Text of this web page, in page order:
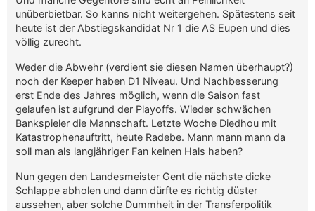
unüberbietbar. So kanns nicht weitergehen. Spätestens seit
heute ist der Abstiegskandidat Nr 1 die AS Eupen und dies
völlig zurecht.
Weder die Abwehr (verdient sie diesen Namen überhaupt?)
noch der Keeper haben D1 Niveau. Und Nachbesserung
erst Ende des Jahres möglich, wenn die Saison fast
gelaufen ist aufgrund der Playoffs. Wieder schwächen
Bankspieler die Mannschaft. Letzte Woche Diedhou mit
Katastrophenauftritt, heute Radebe. Mann mann mann da
soll man als langjähriger Fan keinen Hals haben?
Nun gegen den Landesmeister Gent die nächste dicke
Schlappe abholen und dann dürfte es richtig düster
aussehen, aber solche Dummheit in der Transferpolitik